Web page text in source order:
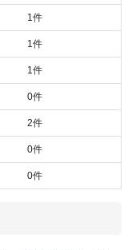
1件
1件
1件
0件
2件
0件
0件